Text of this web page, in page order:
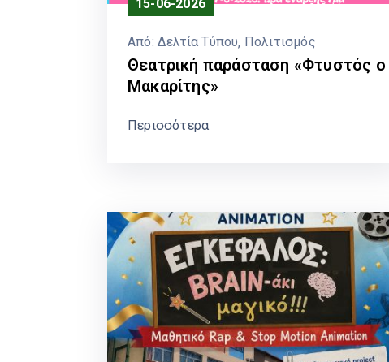
15-06-2026
Από: Δελτία Τύπου Πολιτισμός
Θεατρική παράσταση «Φτυστός ο
Μακαρίτης»
Περισσότερα